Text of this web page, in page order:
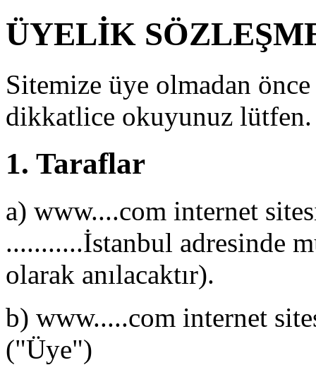
ÜYELİK
Sitemize üye olmadan
dikkatlice okuyunuz lütfen.
1. Taraflar
a) www....com internet
...........İstanbul adresinde
olarak anılacaktır).
b) www.....com internet
("Üye")